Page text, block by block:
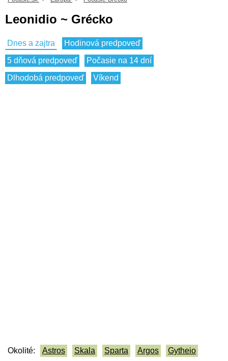
Leonidio ~ Grécko
Dnes a zajtra
Hodinová predpoveď
5 dňová predpoveď
Počasie na 14 dní
Dlhodobá predpoveď
Víkend
Okolité: Astros Skala Sparta Argos
Gytheio